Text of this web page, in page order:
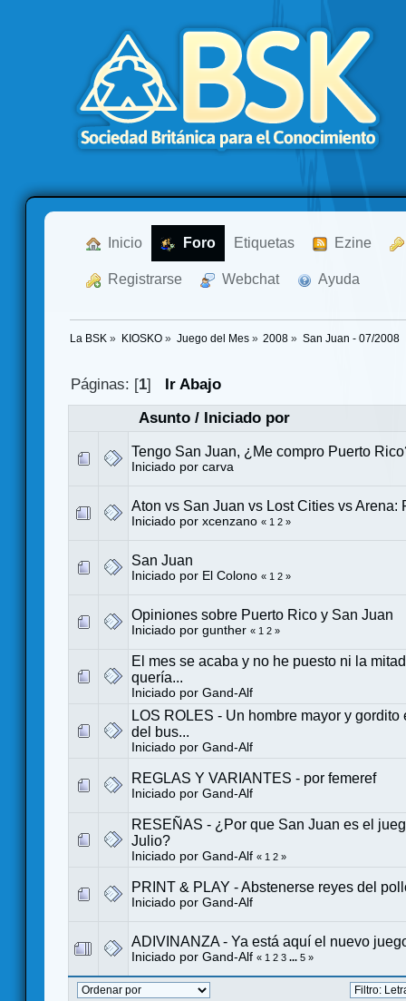
Inicio Foro Etiquetas Ezine
Registrarse Webchat Ayuda
La BSK » KIOSKO» Juego del Mes» 2008 » San Juan - 07/2008
Páginas: [1]
Ir Abajo
Asunto/ Iniciado por
Tengo San Juan, ¿Me compro Puerto
Iniciado por carva
Aton vs San Juan vs Lost Cities vs Arena:
Iniciado por xcenzano « 1 2 »
San Juan
Iniciado por El Colono « 1 2 »
Opiniones sobre Puerto Rico y San Juan
Iniciado por gunther « 1 2 »
El mes se acaba y no he puesto ni la
quería...
Iniciado por Gand-Alf
LOS ROLES - Un hombre mayor y gordito
del bus...
Iniciado por Gand-Alf
REGLAS Y VARIANTES - por femeref
Iniciado por Gand-Alf
RESEÑAS - ¿Por que San Juan es el
Julio?
Iniciado por Gand-Alf « 1 2 »
PRINT & PLAY - Abstenerse reyes del
Iniciado por Gand-Alf
ADIVINANZA - Ya está aquí el nuevo
Iniciado por Gand-Alf « 1 2 3 ... 5 »